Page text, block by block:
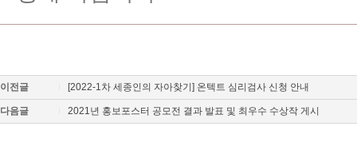
이전글 [2022-1차 세종인의 자아찾기] 온텍트 심리검사 신청 안내
다음글 2021년 홍보포스터 공모전 결과 발표 및 최우수 수상작 게시